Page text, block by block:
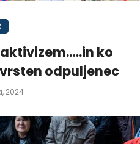
ko
odpuljenec
2024